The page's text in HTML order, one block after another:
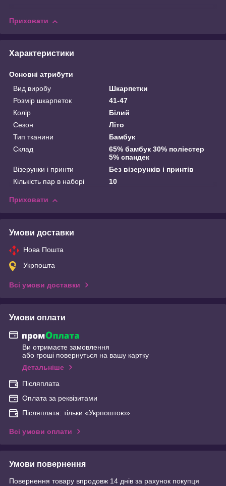
Приховати
Характеристики
Основні атрибути
Вид виробу
Шкарпетки
Розмір шкарпеток
41-47
Колір
Білий
Сезон
Літо
Тип тканини
Бамбук
Склад
65% бамбук 30% поліестер
5% спандек
Візерунки і принти
Без візерунків і принтів
Кількість пар в наборі
10
Приховати
Умови доставки
Нова Пошта
Укрпошта
Всі умови доставки
Умови оплати
Ви отримаєте замовлення
або гроші повернуться на вашу картку
Детальніше
Післяплата
Оплата за реквізитами
Післяплата: тільки «Укрпоштою»
Всі умови оплати
Умови повернення
Повернення товару впродовж 14 днів за рахунок покупця